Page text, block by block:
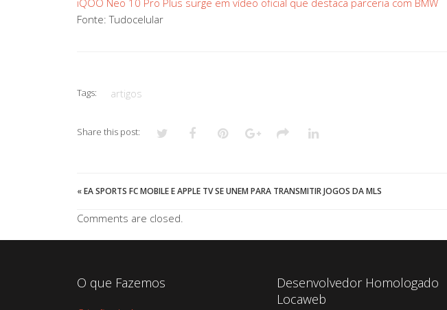
BMW
iQOO Neo 10 Pro Plus surge em vídeo oficial que destaca parceria com BMW
Fonte: Tudocelular
Tags: artigos
Share this post:
«EA SPORTS FC MOBILE E APPLE TV SE UNEM PARA TRANSMITIR JOGOS DA MLS
Comments are closed.
O que Fazemos
Desenvolvedor Homologado
Locaweb